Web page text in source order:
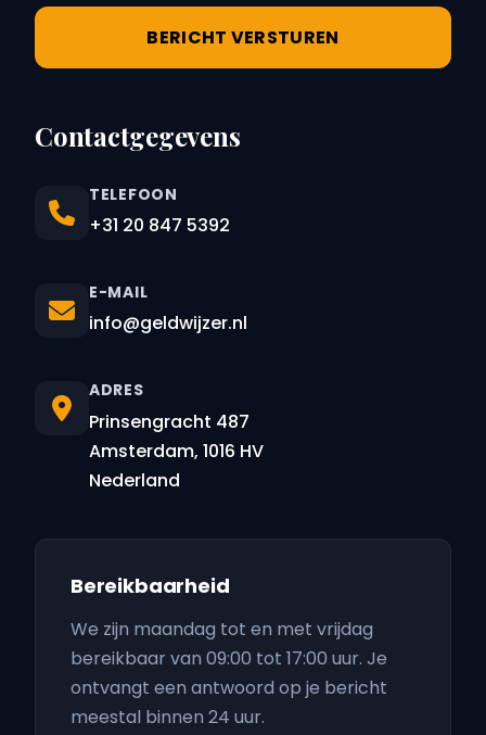
BERICHT VERSTUREN
Contactgegevens
TELEFOON
+31 20 847 5392
E-MAIL
info@geldwijzer.nl
ADRES
Prinsengracht 487
Amsterdam, 1016 HV
Nederland
Bereikbaarheid
We zijn maandag tot en met vrijdag
bereikbaar van 09:00 tot 17:00 uur. Je
ontvangt een antwoord op je bericht
meestal binnen 24 uur.